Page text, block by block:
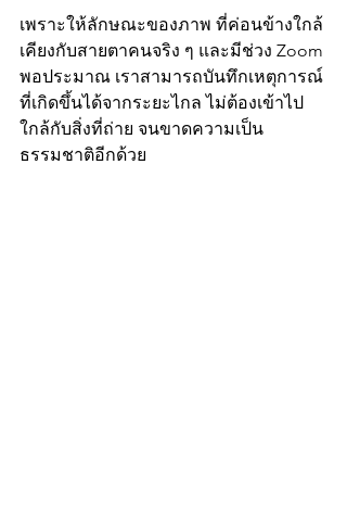
เพราะให้ลักษณะของภาพ ที่ค่อนข้างใกล้
เคียงกับสายตาคนจริง ๆ และมีช่วง Zoom
พอประมาณ เราสามารถบันทึกเหตุการณ์
ที่เกิดขึ้นได้จากระยะไกล ไม่ต้องเข้าไป
ใกล้กับสิ่งที่ถ่าย จนขาดความเป็น
ธรรมชาติอีกด้วย